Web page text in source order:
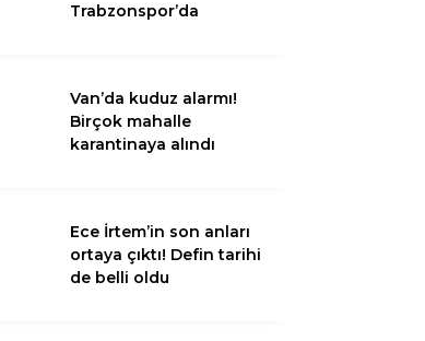
Van
3.Sayfa
Trabzonspor’da
Van’da kuduz alarmı!
Birçok mahalle
karantinaya alındı
Ece İrtem’in son anları
ortaya çıktı! Defin tarihi
de belli oldu